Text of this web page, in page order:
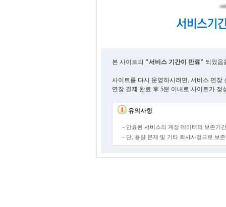
본 사이트의 "서비스 기간이 만료" 되었음
사이트를 다시 운영하시려면, 서비스 연장
연장 결제 완료 후 5분 이내로 사이트가 정
유의사항
- 만료된 서비스의 계정 데이터의 보존기
- 단, 용량 문제 및 기타 회사사정으로 보